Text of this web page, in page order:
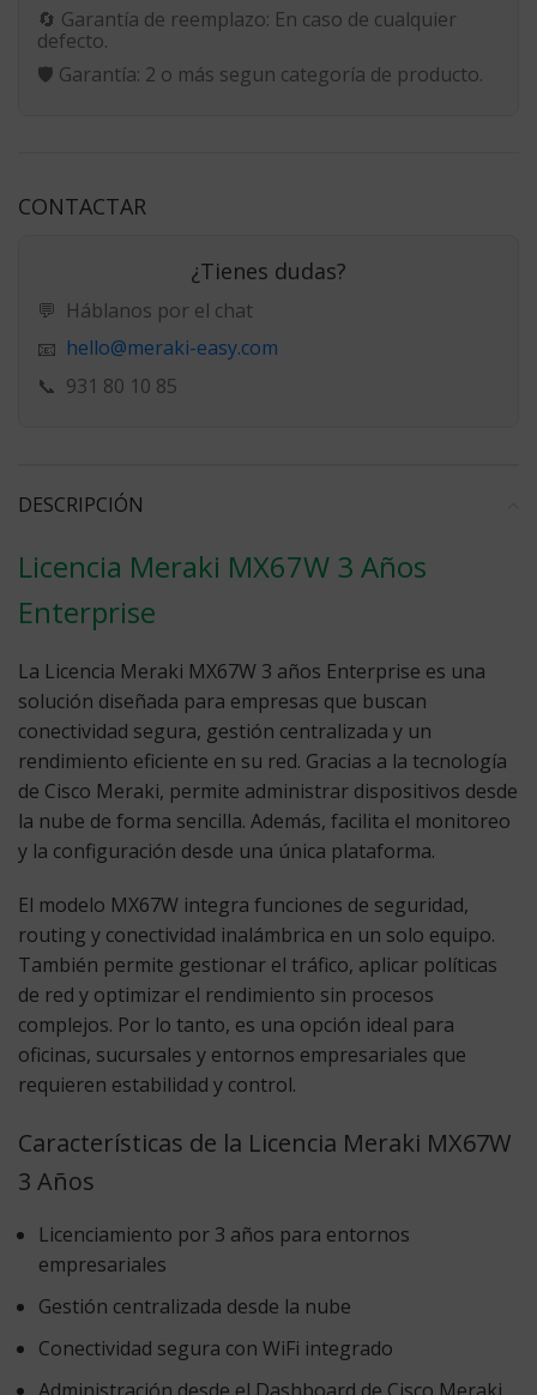
🔄 Garantía de reemplazo: En caso de cualquier
defecto.
🛡️ Garantía: 2 o más segun categoría de producto.
CONTACTAR
¿Tienes dudas?
💬 Háblanos por el chat
📧 hello@meraki-easy.com
📞 931 80 10 85
DESCRIPCIÓN
Licencia Meraki MX67W 3 Años
Enterprise
La Licencia Meraki MX67W 3 años Enterprise es una
solución diseñada para empresas que buscan
conectividad segura, gestión centralizada y un
rendimiento eficiente en su red. Gracias a la tecnología
de Cisco Meraki, permite administrar dispositivos desde
la nube de forma sencilla. Además, facilita el monitoreo
y la configuración desde una única plataforma.
El modelo MX67W integra funciones de seguridad,
routing y conectividad inalámbrica en un solo equipo.
También permite gestionar el tráfico, aplicar políticas
de red y optimizar el rendimiento sin procesos
complejos. Por lo tanto, es una opción ideal para
oficinas, sucursales y entornos empresariales que
requieren estabilidad y control.
Características de la Licencia Meraki MX67W
3 Años
Licenciamiento por 3 años para entornos
empresariales
Gestión centralizada desde la nube
Conectividad segura con WiFi integrado